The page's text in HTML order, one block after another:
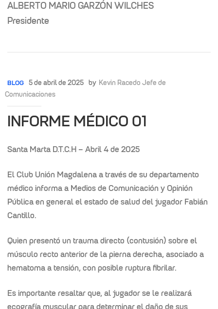
ALBERTO MARIO GARZÓN WILCHES
Presidente
BLOG 5 de abril de 2025 by Kevin Racedo Jefe de
Comunicaciones
INFORME MÉDICO 01
Santa Marta D.T.C.H – Abril 4 de 2025
El Club Unión Magdalena a través de su departamento
médico informa a Medios de Comunicación y Opinión
Pública en general el estado de salud del jugador Fabián
Cantillo.
Quien presentó un trauma directo (contusión) sobre el
músculo recto anterior de la pierna derecha, asociado a
hematoma a tensión, con posible ruptura fibrilar.
Es importante resaltar que, al jugador se le realizará
ecografía muscular para determinar el daño de sus